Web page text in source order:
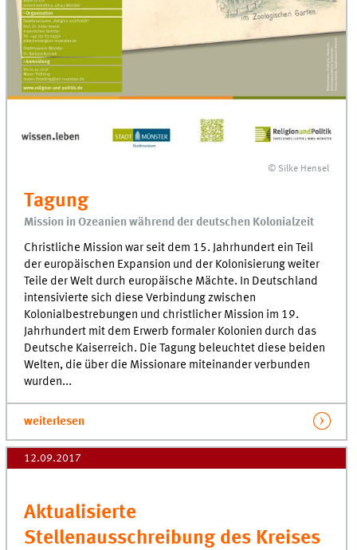
© Silke Hensel
Tagung
Mission in Ozeanien während der deutschen Kolonialzeit
Christliche Mission war seit dem 15. Jahrhundert ein Teil
der europäischen Expansion und der Kolonisierung weiter
Teile der Welt durch europäische Mächte. In Deutschland
intensivierte sich diese Verbindung zwischen
Kolonialbestrebungen und christlicher Mission im 19.
Jahrhundert mit dem Erwerb formaler Kolonien durch das
Deutsche Kaiserreich. Die Tagung beleuchtet diese beiden
Welten, die über die Missionare miteinander verbunden
wurden...
weiterlesen
12.09.2017
Aktualisierte
Stellenausschreibung des Kreises